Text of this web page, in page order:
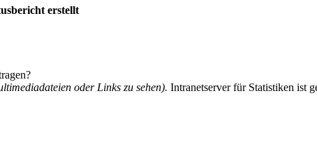
erstellt
oder Links zu sehen). Intranetserver für Statistiken ist